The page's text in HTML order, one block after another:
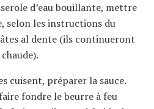
d’eau bouillante, mettre
selon les instructions du
al dente (ils continueront
cuisent, préparer la sauce.
fondre le beurre à feu